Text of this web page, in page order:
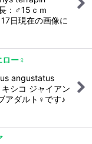
：♂15ｃｍ
日現在の画像に
ー♀
angustatus
シコ ジャイアン
アダルト♀です♪